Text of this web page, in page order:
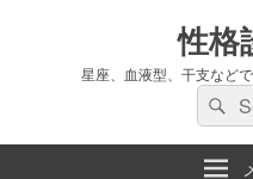
性格
星座、血液型、干支など
検
索:
検
索